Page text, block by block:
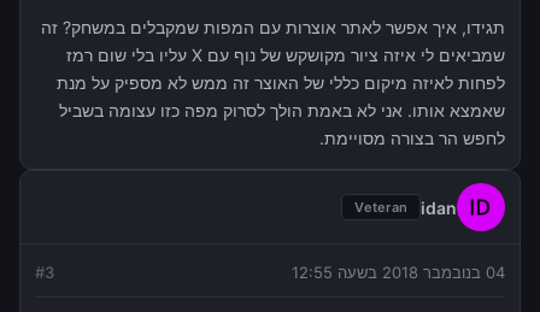
תגידו, איך אפשר לאתר אוצרות עם המפות שמקבלים במשחק? זה
שמביאים לי איזה ציור מקושקש של נוף עם X עליו בלי שום רמז
לפחות לאיזה מיקום כללי של האוצר זה ממש לא מספיק על מנת
שאמצא אותו. אני לא באמת הולך לסרוק מפה כזו עצומה בשביל
לחפש הר בצורה מסויימת.
idan
Veteran
04 בנובמבר 2018 בשעה 12:55 #3